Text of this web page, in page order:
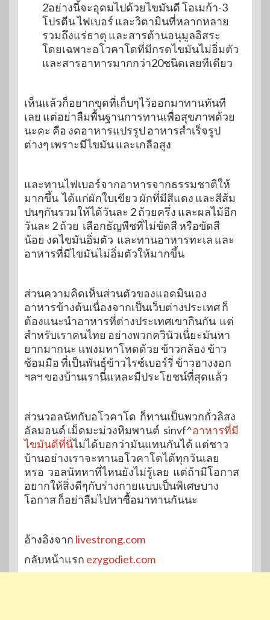
2อย่างนี้จะอุดมไปด้วยไขมันดี โอเมก้า-3
โปรตีน ไฟเบอร์ และวิตามินที่หลากหลาย
รวมถึงแร่ธาตุ และสารต้านอนุมูลอิสระ
โดยเฉพาะอโวคาโดที่มีกรดไขมันไม่อิ่มตัว
และสารอาหารมากกว่า20ชนิดเลยทีเดียว
เห็นแล้วก็อยากขุดที่เก็บๆไว้ออกมาทานทันที
เลย แต่อย่าลืมพื้นฐานการทานเพื่อสุขภาพด้วย
นะคะ คือ งดอาหารแปรรูป อาหารสำเร็จรูป
ต่างๆ เพราะมีไขมัน และเกลือสูง
และทานไฟเบอร์จากอาหารจากธรรมชาติให้
มากขึ้น ได้แก่ผักใบเขียว ผักที่มีสีแดง และสีส้ม
ปนๆกันรวมให้ได้วันละ 2 ถ้วยครึ่ง และผลไม้อีก
วันละ 2 ถ้วย เลือกธัญพืชที่ไม่ขัดสี หรือขัดสี
น้อย งดไขมันอิ่มตัว และทานอาหารทะเล และ
อาหารที่มีไขมันไม่อิ่มตัวให้มากขึ้น
ส่วนความคิดเห็นส่วนตัวของแอดมินเอง
อาหารข้างต้นเนื่องจากเป็นเว็บต่างประเทศ ก็
ต้องแนะนำอาหารที่ต่างประเทศเขากินกัน แต่
สำหรับเราคนไทย อย่างพวกควินัวเนี่ยะมันหา
ยากมากนะ แพงมหาโหดด้วย ข้าวกล้อง ข้าว
ซ้อมมือ ที่เป็นพันธุ์ข้าวไรซ์เบอร์รี่ ข้าวฮางงอก
ฯลฯ ของบ้านเรานี่แหละมีประโยชน์ที่สุดแล้ว
ส่วนวอลนัทกับอโวคาโด ก็ทานเป็นพวกถั่วลิสง
อัลมอนด์ เม็ดมะม่วงหิมพานต์ sinvf^อาหารที่มี
ไขมันดีที่นี่ไม่ได้บอกว่ามันแทนกันได้ แต่ชาว
บ้านอย่างเราจะทานอโวคาโดได้ทุกวันเลย
หรอ วอลนัทหาที่ไหนยังไม่รู้เลย แต่ถ้ามีโอกาส
อยากให้สิ่งดีๆกับร่างกายแบบเป็นพิเศษบาง
โอกาส ก็อย่าลืมไปหาซื้อมาทานกันนะ
อ้างอิงจาก livestrong.com
กลับหน้าแรก ezygodiet.com